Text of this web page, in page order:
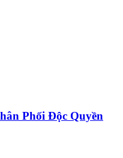
Phối Độc Quyền